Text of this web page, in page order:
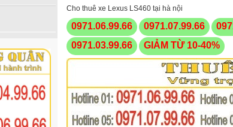
Cho thuê xe Lexus LS460 tại hà nội
0971.06.99.66 0971.07.99.66
0971.03.99.66
GIẢM TỪ 10-40%